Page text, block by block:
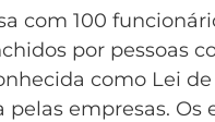
com 100
por pessoas
como Lei
empresas.